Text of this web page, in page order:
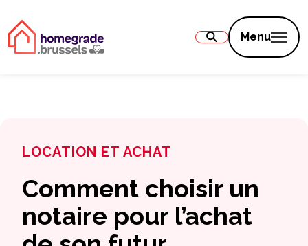
Menu
LOCATION ET ACHAT
Comment choisir un
notaire pour l’achat